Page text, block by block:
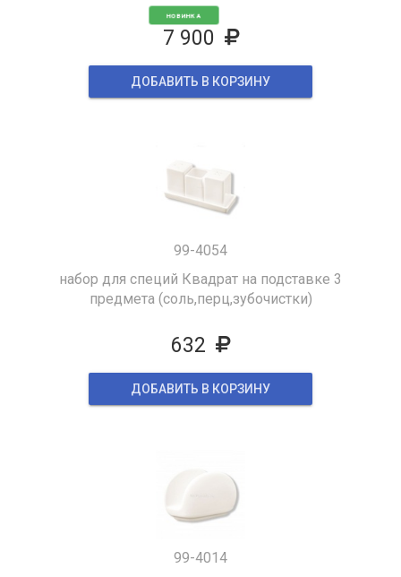
НОВИНКА
7 900
ДОБАВИТЬ В КОРЗИНУ
99-4054
набор для специй Квадрат на подставке 3
предмета (соль,перц,зубочистки)
632
ДОБАВИТЬ В КОРЗИНУ
99-4014